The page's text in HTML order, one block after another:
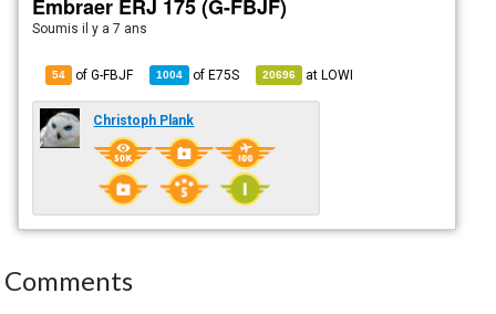
Embraer ERJ 175 (G-FBJF)
Soumisil y a 7 ans
54 of G-FBJF 1004 ofE75S 20696 atLOWI
Christoph Plank
Comments